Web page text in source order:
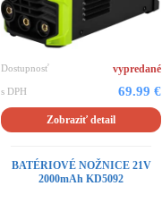
Dostupnosť vypredané
s DPH 69.99 €
Zobraziť detail
BATÉRIOVÉ NOŽNICE 21V
2000mAh KD5092